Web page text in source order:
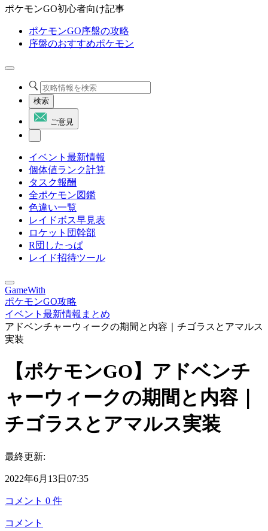
ポケモンGO初心者向け記事
ポケモンGO序盤の攻略
序盤のおすすめポケモン
検索
ご意見
イベント最新情報
個体値ランク計算
タスク報酬
全ポケモン図鑑
色違い一覧
レイドボス早見表
ロケット団幹部
R団したっぱ
レイド招待ツール
GameWith
ポケモンGO攻略
イベント最新情報まとめ
アドベンチャーウィークの期間と内容｜チゴラスとアマルス
実装
【ポケモンGO】アドベンチ
ャーウィークの期間と内容｜
チゴラスとアマルス実装
最終更新:
2022年6月13日07:35
コメント 0 件
コメント